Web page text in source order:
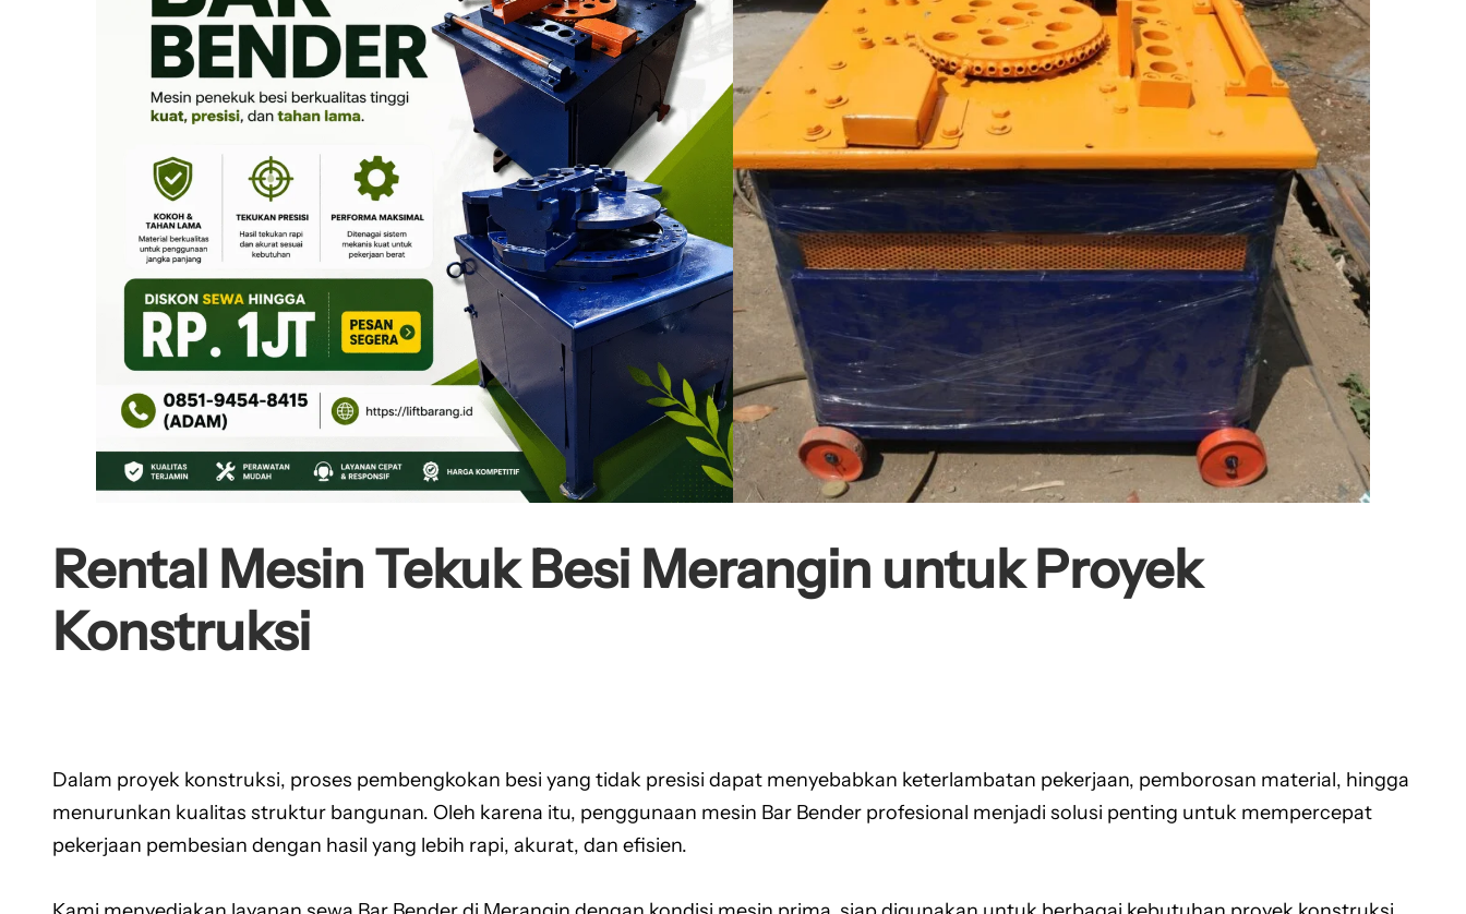
Rental Mesin Tekuk Besi Merangin untuk Proyek
Konstruksi
Dalam proyek konstruksi, proses pembengkokan besi yang tidak presisi dapat menyebabkan keterlambatan pekerjaan, pemborosan material, hingga
menurunkan kualitas struktur bangunan. Oleh karena itu, penggunaan mesin Bar Bender profesional menjadi solusi penting untuk mempercepat
pekerjaan pembesian dengan hasil yang lebih rapi, akurat, dan efisien.